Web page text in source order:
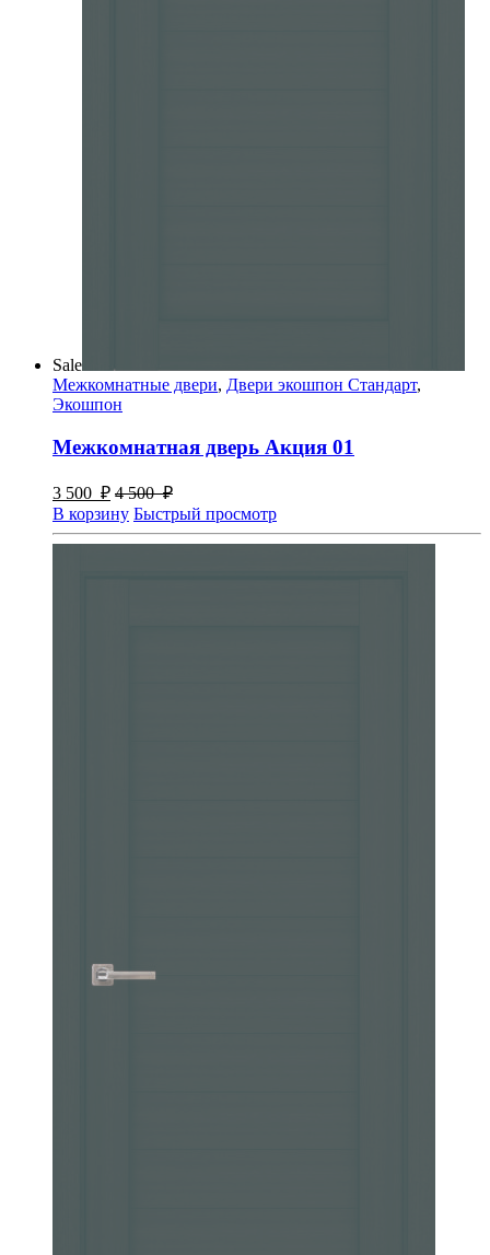
Sale
Межкомнатные двери, Двери экошпон Стандарт,
Экошпон
Межкомнатная дверь Акция 01
3 500 ₽ 4 500 ₽
В корзину Быстрый просмотр